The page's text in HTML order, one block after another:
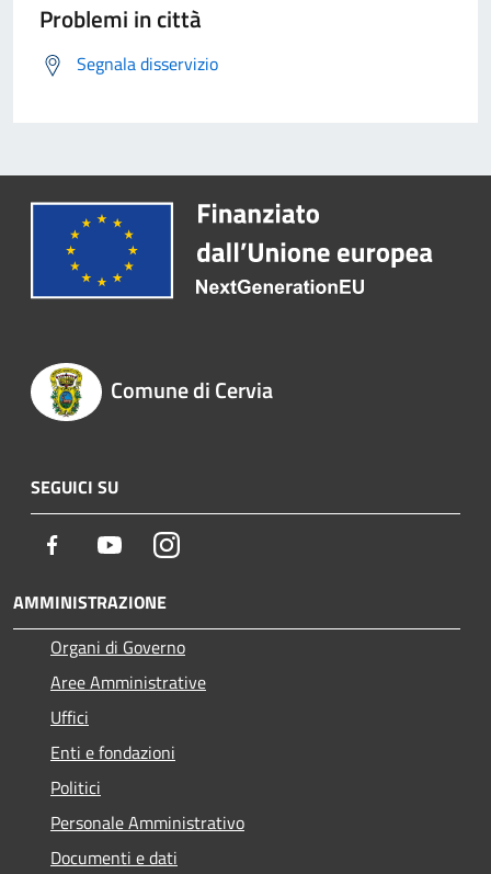
Problemi in città
Segnala disservizio
Comune di Cervia
SEGUICI SU
Facebook YoutubeInstagram
AMMINISTRAZIONE
Organi di Governo
Aree Amministrative
Uffici
Enti e fondazioni
Politici
Personale Amministrativo
Documenti e dati